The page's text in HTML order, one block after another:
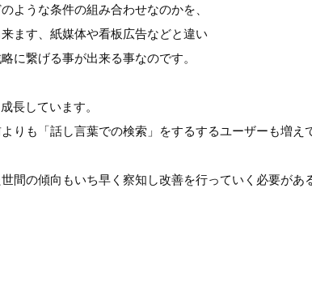
ような条件の組み合わせなのかを、
ます、紙媒体や看板広告などと違い
に繋げる事が出来る事なのです。
長しています。
りも「話し言葉での検索」をするするユーザーも増え
間の傾向もいち早く察知し改善を行っていく必要があ